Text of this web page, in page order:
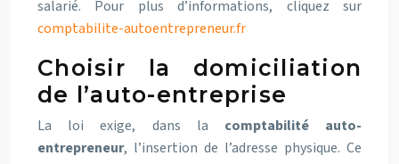
salarié. Pour plus d’informations, cliquez sur
comptabilite-autoentrepreneur.fr
Choisir la domiciliation
de l’auto-entreprise
La loi exige, dans la comptabilité auto-
entrepreneur, l’insertion de l’adresse physique. Ce